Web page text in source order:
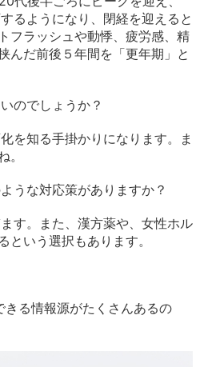
るようになり、閉経を迎えると
フラッシュや動悸、疲労感、精
んだ前後５年間を「更年期」と
のでしょうか？
を知る手掛かりになります。ま
うな対応策がありますか？
す。また、漢方薬や、女性ホル
いう選択もあります。
る情報源がたくさんあるの